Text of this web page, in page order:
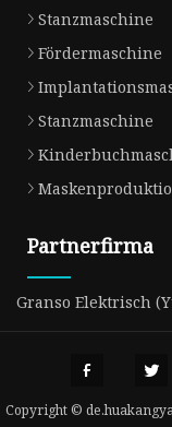
Stanzmaschine
Fördermaschine
Stanzmaschine
Partnerfirma
Granso Elektrisch
Copyright ©